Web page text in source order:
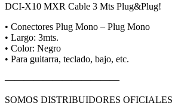
DCI-X10 MXR Cable 3 Mts Plug&Plug!
• Conectores Plug Mono – Plug Mono
• Largo: 3mts.
• Color: Negro
• Para guitarra, teclado, bajo, etc.
————————————
SOMOS DISTRIBUIDORES OFICIALES